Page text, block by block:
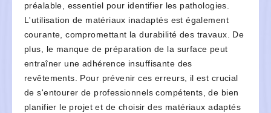
préalable, essentiel pour identifier les pathologies.
L'utilisation de matériaux inadaptés est également
courante, compromettant la durabilité des travaux. De
plus, le manque de préparation de la surface peut
entraîner une adhérence insuffisante des
revêtements. Pour prévenir ces erreurs, il est crucial
de s'entourer de professionnels compétents, de bien
planifier le projet et de choisir des matériaux adaptés